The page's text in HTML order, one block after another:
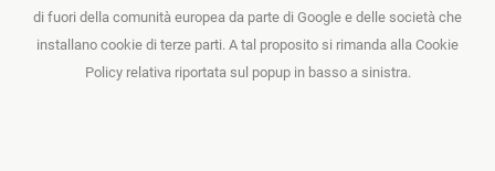
di fuori della comunità europea da parte di Google e delle società che
installano cookie di terze parti. A tal proposito si rimanda alla Cookie
Policy relativa riportata sul popup in basso a sinistra.